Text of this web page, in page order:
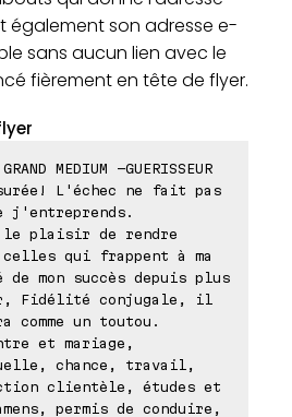
également son adresse e-
sans aucun lien avec le
fièrement en tête de flyer.
MEDIUM -GUERISSEUR
L'échec ne fait pas
j'entreprends.
le plaisir de rendre
celles qui frappent à ma
mon succès depuis plus
Fidélité conjugale, il
un toutou.
et mariage,
chance, travail,
clientèle, études et
permis de conduire,